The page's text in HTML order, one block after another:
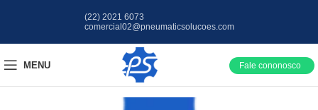
(22) 2021 6073
comercial02@pneumaticsolucoes.com
MENU Fale cononosco